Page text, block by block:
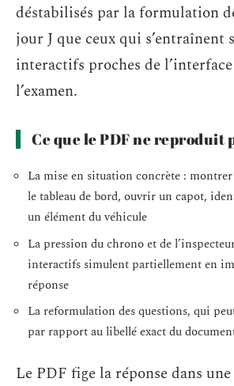
déstabilisés par la formulation
jour J que ceux qui s’entraînent
interactifs proches de
l’examen.
Ce que le PDF ne reproduit
La mise en situation concrète :
le tableau de bord, ouvrir un capot,
un élément du véhicule
La pression du chrono et de
interactifs simulent partiellement en
réponse
La reformulation des questions, qui
par rapport au libellé exact du
Le PDF fige la réponse dans